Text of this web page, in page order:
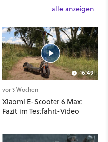
alle anzeigen
16:49
vor 3 Wochen
Xiaomi E-Scooter 6 Max:
Fazit im Testfahrt-Video